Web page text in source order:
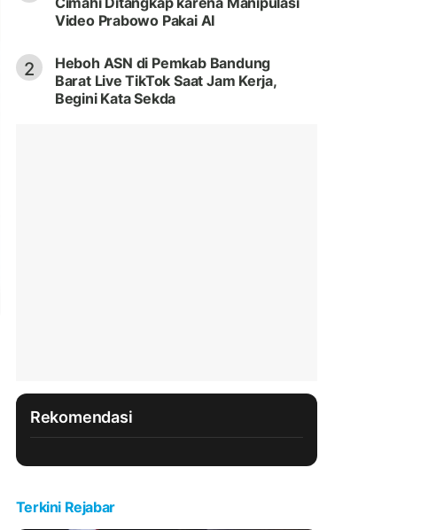
Video Prabowo Pakai AI
2
Heboh ASN di Pemkab Bandung
Barat Live TikTok Saat Jam Kerja,
Begini Kata Sekda
Rekomendasi
Terkini Rejabar